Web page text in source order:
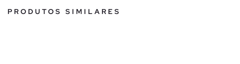
PRODUTOS SIMILARES